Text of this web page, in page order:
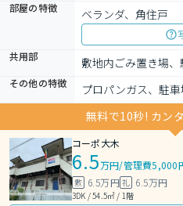
部屋の特徴
ベランダ、角住戸
共用部
敷地内ごみ置き場
その他の特徴
プロパンガス、駐車
無料で10秒! カン
コーポ大木
6.5万円/管理費5,000
敷 6.5万円礼 6.5万円
3DK / 54.5㎡ / 1階